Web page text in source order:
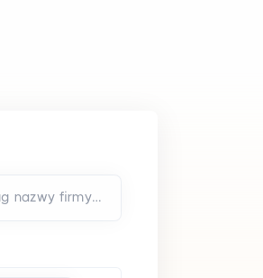
Wyszukaj według nazwy firmy i/lub adresu*